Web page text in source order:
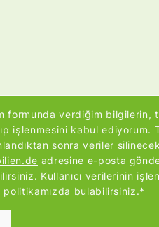
formunda verdiğim bilgilerin,
işlenmesini kabul ediyorum.
sonra veriler
adresine e-posta
Kullanıcı verilerinin
da bulabilirsiniz.*